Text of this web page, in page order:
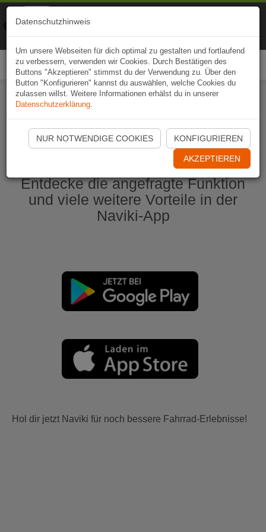
Naviki App jetzt öffnen
Entdecke die angefragte Funktion
und viele weitere Vorteile in der
Naviki-App
Hol dir jetzt Naviki für noch bessere Fahrrad-Erlebnisse!
Datenschutzhinweis
Um unsere Webseiten für dich optimal zu gestalten und fortlaufend
zu verbessern, verwenden wir Cookies. Durch Bestätigen des
Buttons "Akzeptieren" stimmst du der Verwendung zu. Über den
Button "Konfigurieren" kannst du auswählen, welche Cookies du
zulassen willst. Weitere Informationen erhälst du in unserer
Datenschutzerklärung.
NUR NOTWENDIGE COOKIES KONFIGURIEREN
AKZEPTIEREN
Naviki